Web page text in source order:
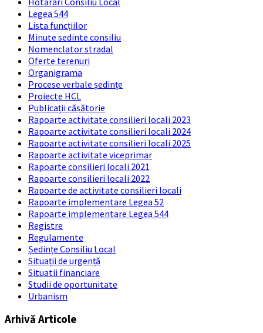
Legea 544
Lista funcțiilor
Minute sedinte consiliu
Nomenclator stradal
Oferte terenuri
Organigrama
Procese verbale ședințe
Proiecte HCL
Publicații căsătorie
Rapoarte activitate consilieri locali 2023
Rapoarte activitate consilieri locali 2024
Rapoarte activitate consilieri locali 2025
Rapoarte activitate viceprimar
Rapoarte consilieri locali 2021
Rapoarte consilieri locali 2022
Rapoarte de activitate consilieri locali
Rapoarte implementare Legea 52
Rapoarte implementare Legea 544
Registre
Regulamente
Ședințe Consiliu Local
Situații de urgență
Situatii financiare
Studii de oportunitate
Urbanism
Arhivă Articole